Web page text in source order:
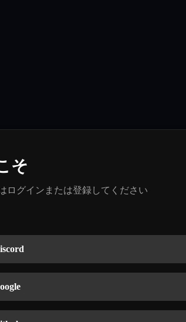
そ
ログインまたは登録してください